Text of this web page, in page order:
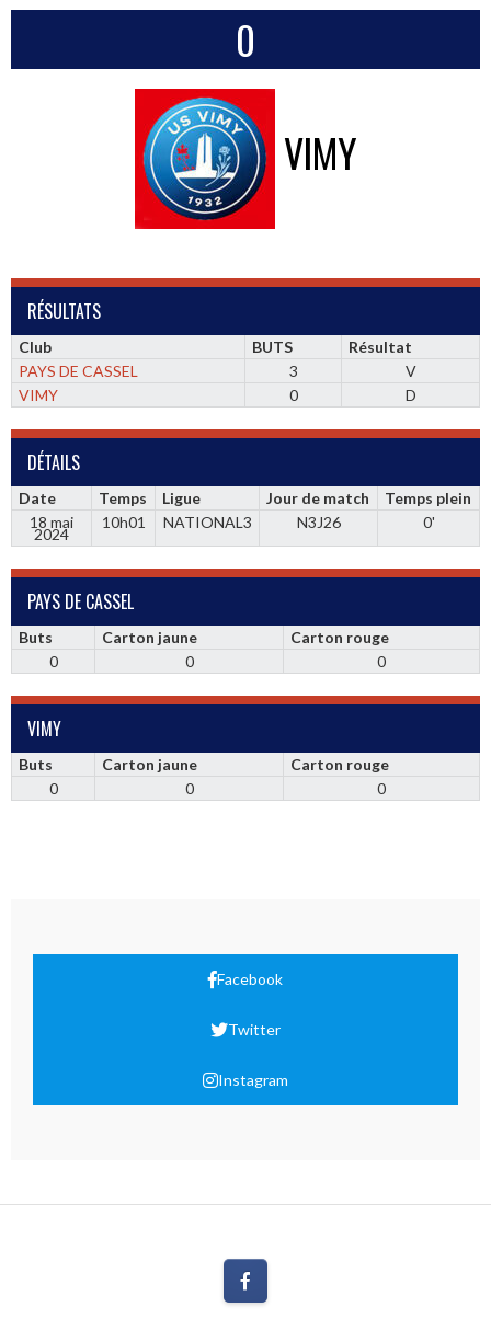
0
VIMY
RÉSULTATS
Club BUTS
Résultat
PAYS DE CASSEL
3
V
VIMY
0 D
DÉTAILS
Date Temps Ligue Jour de match
Temps plein
18 mai
2024
10h01 NATIONAL3 N3J26 0'
PAYS DE CASSEL
Buts Carton jaune
Carton rouge
0
0 0
VIMY
Buts Carton jaune
Carton rouge
0
0 0
Facebook
Twitter
Instagram